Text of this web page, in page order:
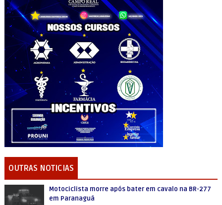
OUTRAS NOTICIAS
Motociclista morre após bater em cavalo na BR-277
em Paranaguá